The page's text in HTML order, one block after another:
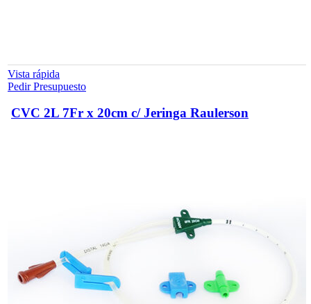
Vista rápida
Pedir Presupuesto
CVC 2L 7Fr x 20cm c/ Jeringa Raulerson